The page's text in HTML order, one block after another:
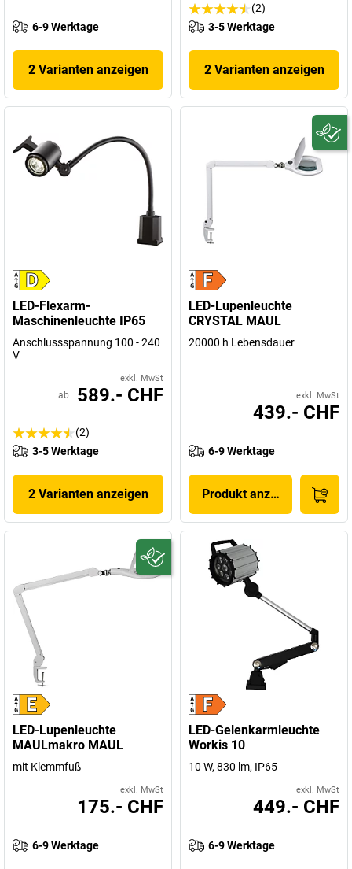
6-9 Werktage
2 Varianten anzeigen
(2)
3-5 Werktage
2 Varianten anzeigen
LED-Flexarm-
Maschinenleuchte IP65
Anschlussspannung 100 - 240
V
exkl. MwSt
ab 589.- CHF
(2)
3-5 Werktage
2 Varianten anzeigen
LED-Lupenleuchte
CRYSTAL MAUL
20000 h Lebensdauer
exkl. MwSt
439.- CHF
6-9 Werktage
Produkt anzeigen
LED-Lupenleuchte
MAULmakro MAUL
mit Klemmfuß
exkl. MwSt
175.- CHF
6-9 Werktage
LED-Gelenkarmleuchte
Workis 10
10 W, 830 lm, IP65
exkl. MwSt
449.- CHF
6-9 Werktage